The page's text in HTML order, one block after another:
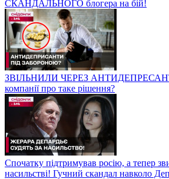
СКАНДАЛЬНОГО блогера на бій!
ЗВІЛЬНИЛИ ЧЕРЕЗ
компанії про таке рішення?
Спочатку підтримував росію, а тепер
насильстві! Гучний скандал навколо